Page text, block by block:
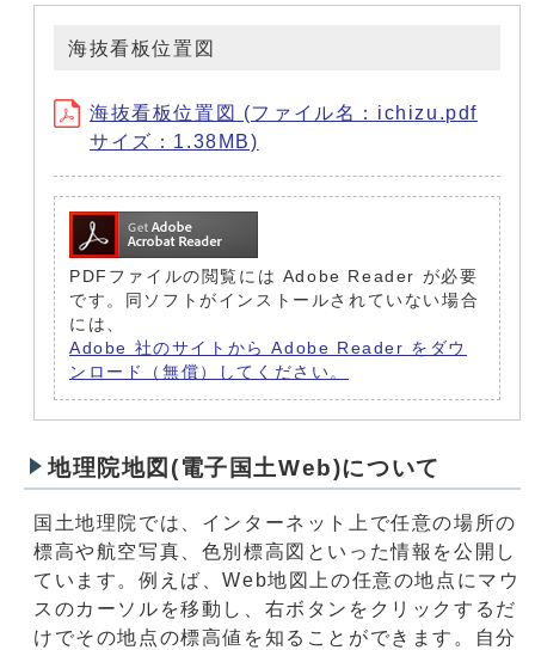
海抜看板位置図
海抜看板位置図 (ファイル名：ichizu.pdf
サイズ：1.38MB)
PDFファイルの閲覧には Adobe Reader が必要
です。同ソフトがインストールされていない場合
には、
Adobe 社のサイトから Adobe Reader をダウ
ンロード（無償）してください。
地理院地図(電子国土Web)について
国土地理院では、インターネット上で任意の場所の
標高や航空写真、色別標高図といった情報を公開し
ています。例えば、Web地図上の任意の地点にマウ
スのカーソルを移動し、右ボタンをクリックするだ
けでその地点の標高値を知ることができます。自分